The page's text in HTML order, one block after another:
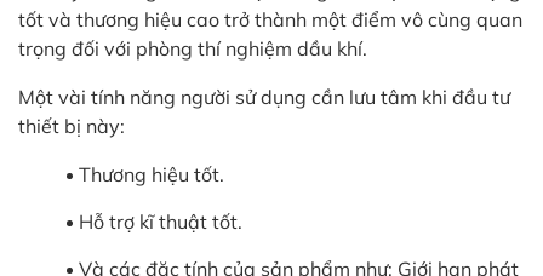
tốt và thương hiệu cao trở thành một điểm vô cùng quan
trọng đối với phòng thí nghiệm dầu khí.
Một vài tính năng người sử dụng cần lưu tâm khi đầu tư
thiết bị này:
Thương hiệu tốt.
Hỗ trợ kĩ thuật tốt.
Và các đặc tính của sản phẩm như: Giới hạn phát